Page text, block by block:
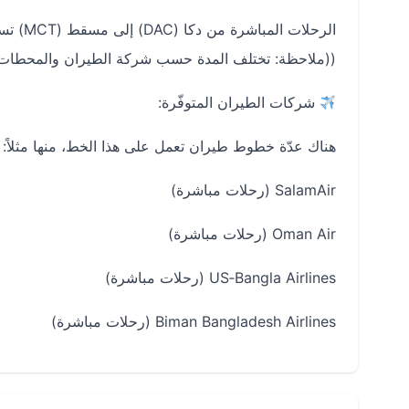
الرحلات المباشرة من دكا (DAC) إلى مسقط (MCT) تستغرق تقريباً 5 ساعات و10 دقائق كمتوسط تقديري.
((ملاحظة: تختلف المدة حسب شركة الطيران
شركات الطيران المتوفّرة:
هناك عدّة خطوط طيران تعمل على هذا الخط، منها مثلاً:
SalamAir (رحلات مباشرة)
Oman Air (رحلات مباشرة)
US‑Bangla Airlines (رحلات مباشرة)
Biman Bangladesh Airlines (رحلات مباشرة)